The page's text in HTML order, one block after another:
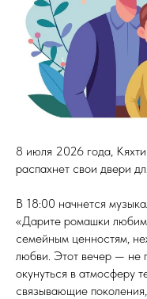
8 июля 2026 года,
распахнет свои двери
В 18:00 начнется
«Дарите ромашки
семейным ценностям,
любви. Этот вечер — не
окунуться в атмосферу
связывающие